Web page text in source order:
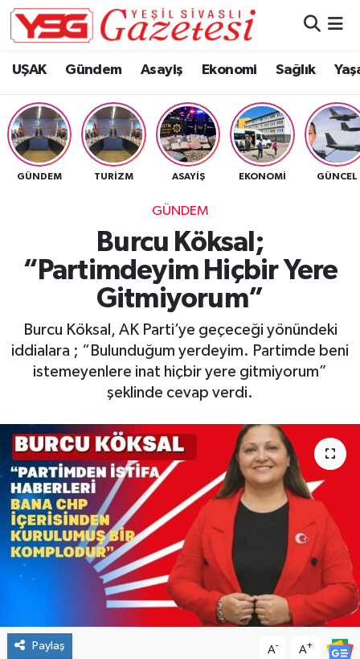
UŞAK Gündem Asayiş Ekonomi Sağlık
GÜNDEM TURIZM ASAYIŞ EKONOMI GÜNCEL
GÜNDEM
Burcu Köksal;
“Partimdeyim Hiçbir Yere
Gitmiyorum”
Burcu Köksal, AK Parti’ye geçeceği yönündeki
iddialara ; “Bulunduğum yerdeyim. Partimde beni
istemeyenlere inat hiçbir yere gitmiyorum”
şeklinde cevap verdi.
Paylaş A- A+
Hava Durumu
Namaz Vakitleri
Trafik Durumu
Tüm Manşetler
Son Dakika Haberleri
Haber Arşivi